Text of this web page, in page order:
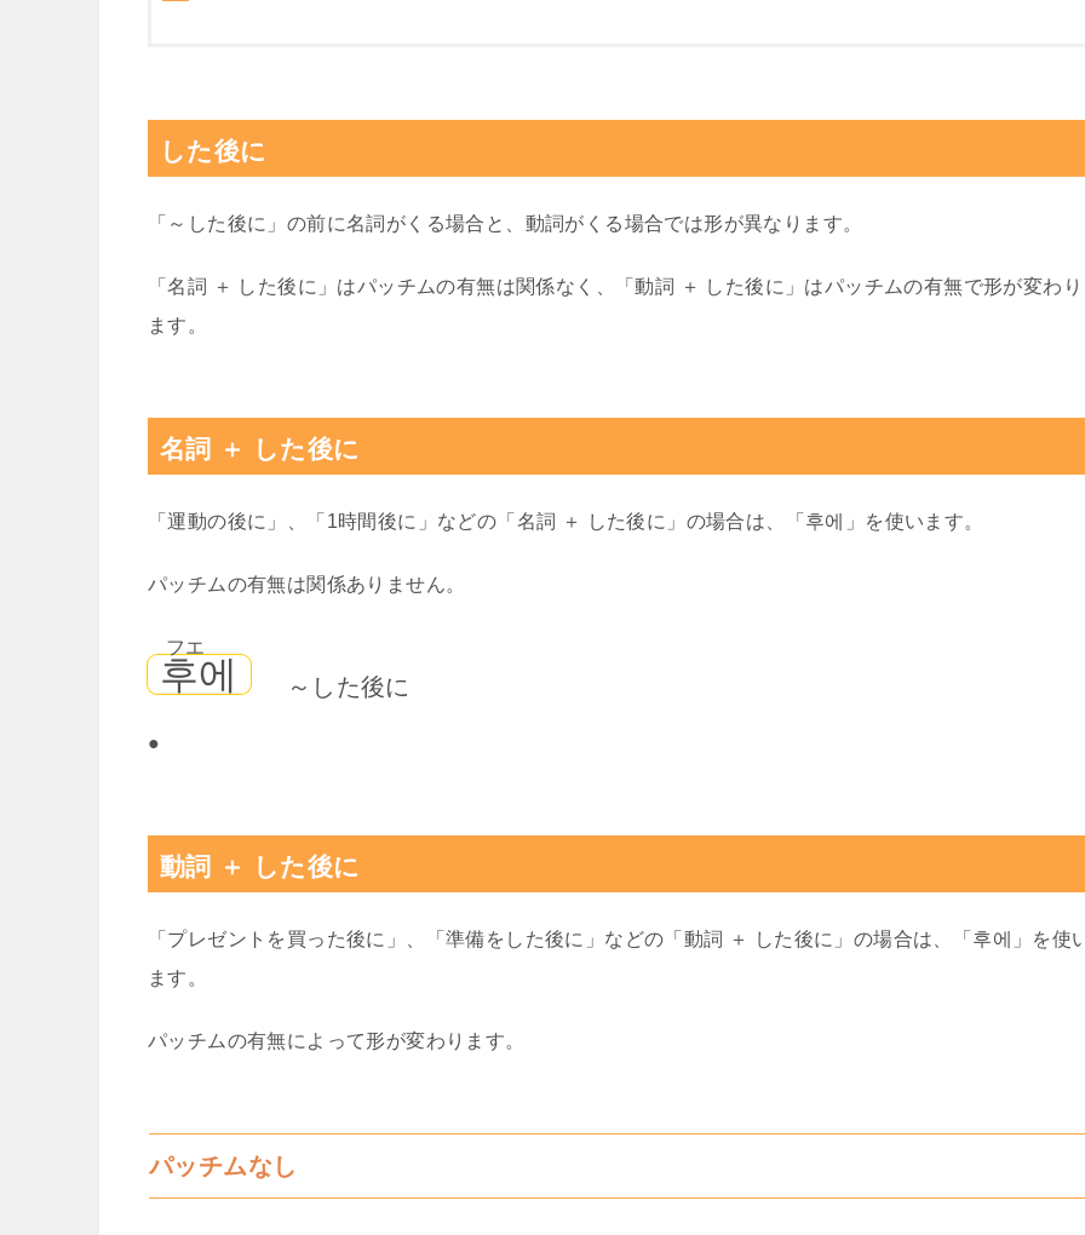
した後に
「～した後に」の前に名詞がくる場合と、動詞がくる場合では形が異なります。
「名詞 ＋ した後に」はパッチムの有無は関係なく、「動詞 ＋ した後に」はパッチムの有無で形が変わり
ます。
名詞 ＋ した後に
「運動の後に」、「1時間後に」などの「名詞 ＋ した後に」の場合は、「후에」を使います。
パッチムの有無は関係ありません。
フエ
후에 ～した後に
●
動詞 ＋ した後に
「プレゼントを買った後に」、「準備をした後に」などの「動詞 ＋ した後に」の場合は、「후에」を使
ます。
パッチムの有無によって形が変わります。
パッチムなし